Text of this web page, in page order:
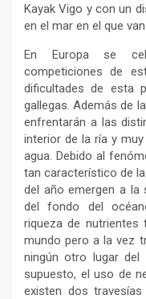
Kayak Vigo y con un
en el mar en el que
En Europa se
competiciones de
dificultades de esta
gallegas. Además de
enfrentarán a las
interior de la ría y
agua. Debido al
tan característico de
del año emergen a la
del fondo del
riqueza de nutrientes
mundo pero a la vez
ningún otro lugar del
supuesto, el uso de
existen dos